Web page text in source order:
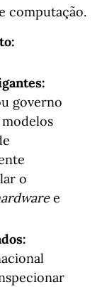
computação.
governo
o
e